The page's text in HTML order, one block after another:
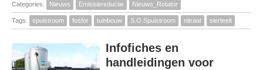
Categories: Nieuws Emissiereductie Nieuws_Rotator
Tags: spuistroom fosfor tuinbouw S.O.Spuistroom nitraat sierteelt
Infofiches en
handleidingen voor